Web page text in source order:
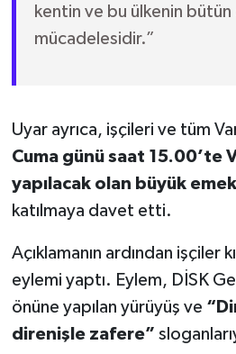
kentin ve bu ülkenin
mücadelesidir.”
Uyar ayrıca, işçileri ve tüm
Cuma günü saat 15.00’te
yapılacak olan büyük
katılmaya davet etti.
Açıklamanın ardından işçiler
eylemi yaptı. Eylem, DİSK
önüne yapılan yürüyüş ve
direnişle zafere”